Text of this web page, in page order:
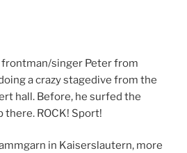
frontman/singer Peter from
a crazy stagedive from the
hall. Before, he surfed the
there. ROCK! Sport!
in Kaiserslautern, more